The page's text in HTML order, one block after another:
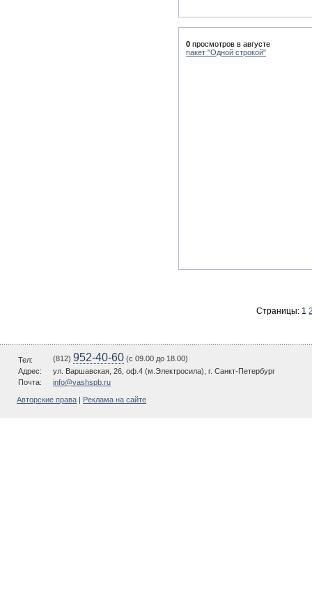
0 просмотров в августе
пакет "Одной строкой"
Страницы: 1
Тел: (812) 952-40-60 (c 09.00 до 18.00)
Адрес:
ул. Варшавская, 26, оф.4 (м.Электросила), г. Санкт-Петербург
Почта:
info@vashspb.ru
Авторские права Реклама на сайте